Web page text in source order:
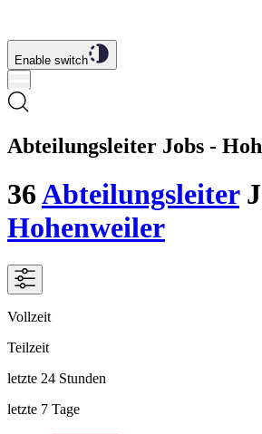
Enable switch
Abteilungsleiter Jobs -
36Abteilungsleiter
Hohenweiler
Vollzeit
Teilzeit
letzte 24 Stunden
letzte 7 Tage